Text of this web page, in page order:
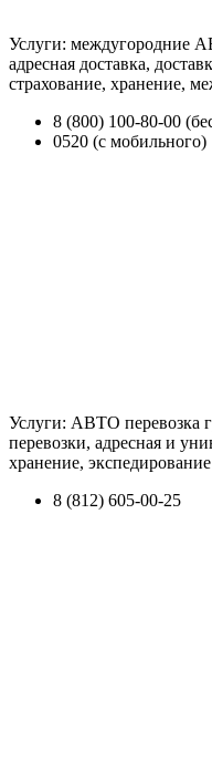
Услуги: междугородние
адресная доставка,
страхование, хранение,
8 (800) 100-80-00
0520 (с мобильного)
Услуги: АВТО перевозка
перевозки, адресная и
хранение,
8 (812) 605-00-25